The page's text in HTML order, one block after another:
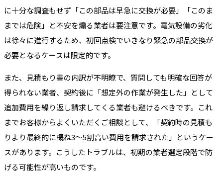
に十分な調査もせず「この部品は早急に交換が必要」「このま
までは危険」と不安を煽る業者は要注意です。電気設備の劣化
は徐々に進行するため、初回点検でいきなり緊急の部品交換が
必要となるケースは限定的です。
また、見積もり書の内訳が不明瞭で、質問しても明確な回答が
得られない業者、契約後に「想定外の作業が発生した」として
追加費用を繰り返し請求してくる業者も避けるべきです。これ
までお客様からよくいただくご相談として、「契約時の見積も
りより最終的に概ね3〜5割高い費用を請求された」というケー
スがあります。こうしたトラブルは、初期の業者選定段階で防
げる可能性が高いものです。